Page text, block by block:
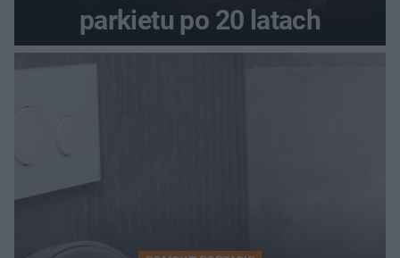
parkietu po 20 latach